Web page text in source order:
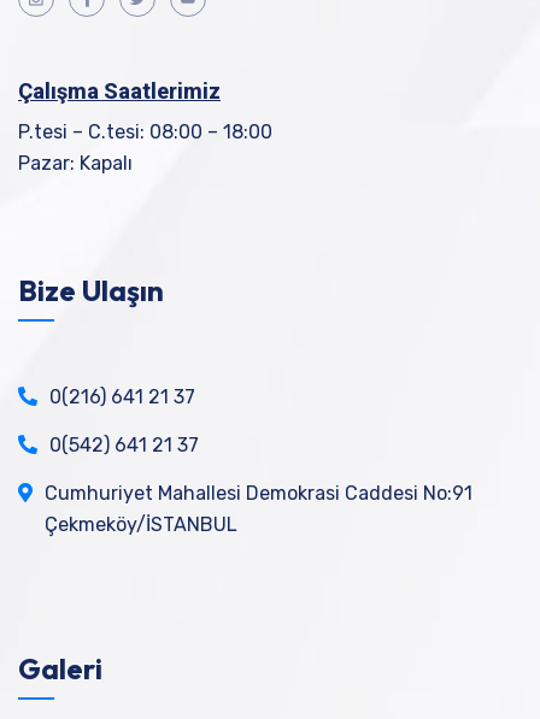
Çalışma Saatlerimiz
P.tesi – C.tesi: 08:00 – 18:00
Pazar: Kapalı
Bize Ulaşın
0(216) 641 21 37
0(542) 641 21 37
Cumhuriyet Mahallesi Demokrasi Caddesi No:91
Çekmeköy/İSTANBUL
Galeri